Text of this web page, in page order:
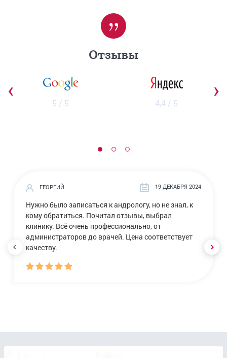
Отзывы
5 / 5 4,4 / 5
‹ ›
ГЕОРГИЙ 19 ДЕКАБРЯ 2024
Нужно было записаться к андрологу, но не знал, к
кому обратиться. Почитал отзывы, выбрал
клинику. Всё очень профессионально, от
администраторов до врачей. Цена соответствует
качеству.